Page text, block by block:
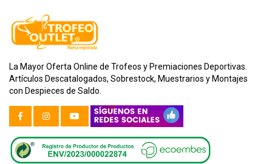
La Mayor Oferta Online de Trofeos y Premiaciones Deportivas.
Artículos Descatalogados, Sobrestock, Muestrarios y Montajes
con Despieces de Saldo.